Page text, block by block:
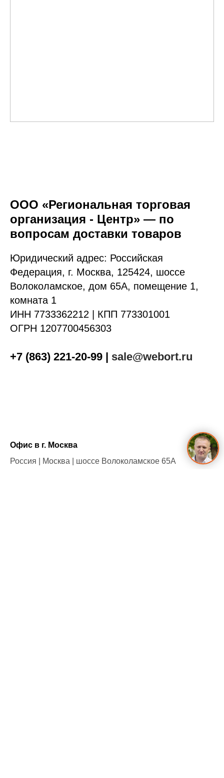
ООО «Региональная торговая
организация - Центр» — по
вопросам доставки товаров
Юридический адрес: Российская
Федерация, г. Москва, 125424, шоссе
Волоколамское, дом 65А, помещение 1,
комната 1
ИНН 7733362212 | КПП 773301001
ОГРН 1207700456303
+7 (863) 221-20-99 | sale@webort.ru
Офис в г. Москва
Россия | Москва | шоссе Волоколамское 65А